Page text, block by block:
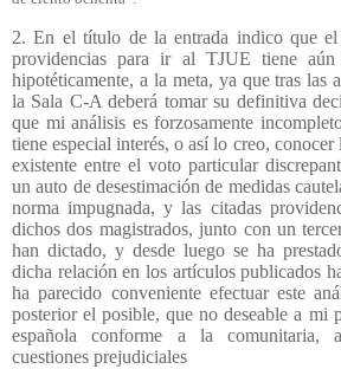
2. En el título de la entrada indico que
providencias para ir al TJUE tiene aún
hipotéticamente, a la meta, ya que tras las
la Sala C-A deberá tomar su definitiva
que mi análisis es forzosamente
tiene especial interés, o así lo creo,
existente entre el voto particular
un auto de desestimación de medidas
norma impugnada, y las citadas
dichos dos magistrados, junto con un
han dictado, y desde luego se ha
dicha relación en los artículos publicados
ha parecido conveniente efectuar este
posterior el posible, que no deseable a mi
española conforme a la comunitaria,
cuestiones prejudiciales